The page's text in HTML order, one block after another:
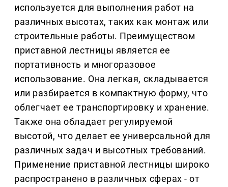
используется для выполнения работ на
различных высотах, таких как монтаж или
строительные работы. Преимуществом
приставной лестницы является ее
портативность и многоразовое
использование. Она легкая, складывается
или разбирается в компактную форму, что
облегчает ее транспортировку и хранение.
Также она обладает регулируемой
высотой, что делает ее универсальной для
различных задач и высотных требований.
Применение приставной лестницы широко
распространено в различных сферах - от